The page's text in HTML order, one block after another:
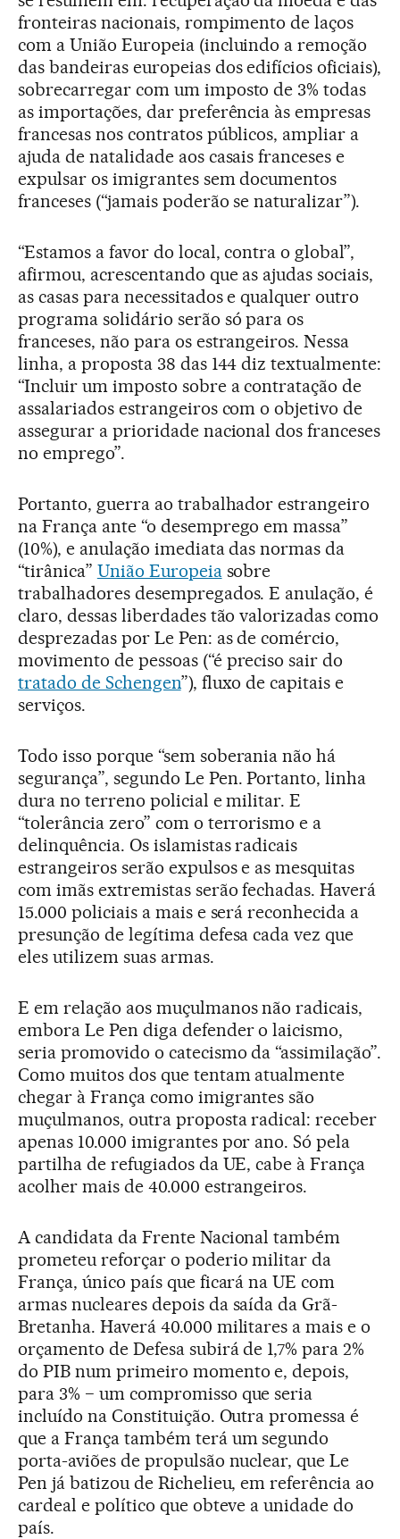
fronteiras nacionais, rompimento de laços
com a União Europeia (incluindo a remoção
das bandeiras europeias dos edifícios oficiais),
sobrecarregar com um imposto de 3% todas
as importações, dar preferência às empresas
francesas nos contratos públicos, ampliar a
ajuda de natalidade aos casais franceses e
expulsar os imigrantes sem documentos
franceses (“jamais poderão se naturalizar”).
“Estamos a favor do local, contra o global”,
afirmou, acrescentando que as ajudas sociais,
as casas para necessitados e qualquer outro
programa solidário serão só para os
franceses, não para os estrangeiros. Nessa
linha, a proposta 38 das 144 diz textualmente:
“Incluir um imposto sobre a contratação de
assalariados estrangeiros com o objetivo de
assegurar a prioridade nacional dos franceses
no emprego”.
Portanto, guerra ao trabalhador estrangeiro
na França ante “o desemprego em massa”
(10%), e anulação imediata das normas da
“tirânica” União Europeiasobre
trabalhadores desempregados. E anulação, é
claro, dessas liberdades tão valorizadas como
desprezadas por Le Pen: as de comércio,
movimento de pessoas (“é preciso sair do
tratado de Schengen”), fluxo de capitais e
serviços.
Todo isso porque “sem soberania não há
segurança”, segundo Le Pen. Portanto, linha
dura no terreno policial e militar. E
“tolerância zero” com o terrorismo e a
delinquência. Os islamistas radicais
estrangeiros serão expulsos e as mesquitas
com imãs extremistas serão fechadas. Haverá
15.000 policiais a mais e será reconhecida a
presunção de legítima defesa cada vez que
eles utilizem suas armas.
E em relação aos muçulmanos não radicais,
embora Le Pen diga defender o laicismo,
seria promovido o catecismo da “assimilação”.
Como muitos dos que tentam atualmente
chegar à França como imigrantes são
muçulmanos, outra proposta radical: receber
apenas 10.000 imigrantes por ano. Só pela
partilha de refugiados da UE, cabe à França
acolher mais de 40.000 estrangeiros.
A candidata da Frente Nacional também
prometeu reforçar o poderio militar da
França, único país que ficará na UE com
armas nucleares depois da saída da Grã-
Bretanha. Haverá 40.000 militares a mais e o
orçamento de Defesa subirá de 1,7% para 2%
do PIB num primeiro momento e, depois,
para 3% − um compromisso que seria
incluído na Constituição. Outra promessa é
que a França também terá um segundo
porta-aviões de propulsão nuclear, que Le
Pen já batizou de Richelieu, em referência ao
cardeal e político que obteve a unidade do
país.